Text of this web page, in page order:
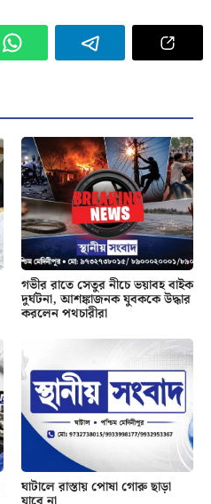
গভীর রাতে সেতুর নীচে ভয়াবহ বাইক
দুর্ঘটনা, আশঙ্কাজনক যুবককে উদ্ধার
করলেন পথচারীরা
ঘাটালে রাস্তায় পোষা গোরু ছাড়া